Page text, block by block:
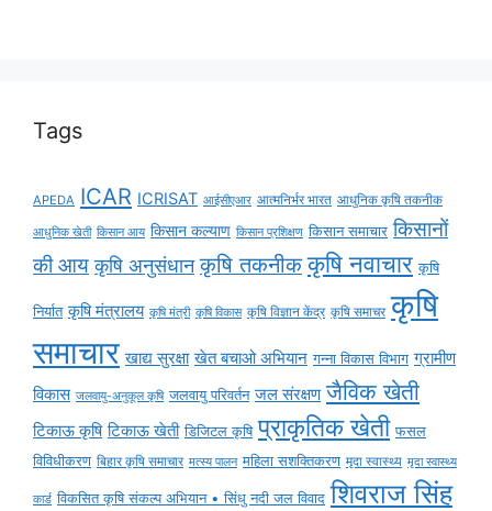
Tags
APEDA ICAR ICRISAT आईसीएआर आत्मनिर्भर भारत आधुनिक कृषि तकनीक
आधुनिक खेती किसान आय किसान कल्याण किसान प्रशिक्षण किसान समाचार किसानों
की आय कृषि अनुसंधान कृषि तकनीक कृषि नवाचार कृषि
निर्यात कृषि मंत्रालय कृषि मंत्री कृषि विकास कृषि विज्ञान केंद्र कृषि समाचर कृषि
समाचार खाद्य सुरक्षा खेत बचाओ अभियान गन्ना विकास विभाग ग्रामीण
विकास जलवायु-अनुकूल कृषि जलवायु परिवर्तन जल संरक्षण जैविक खेती
टिकाऊ कृषि टिकाऊ खेती डिजिटल कृषि प्राकृतिक खेती फसल
विविधीकरण बिहार कृषि समाचार मत्स्य पालन महिला सशक्तिकरण मृदा स्वास्थ्य मृदा स्वास्थ्य
कार्ड विकसित कृषि संकल्प अभियान • सिंधु नदी जल विवाद शिवराज सिंह